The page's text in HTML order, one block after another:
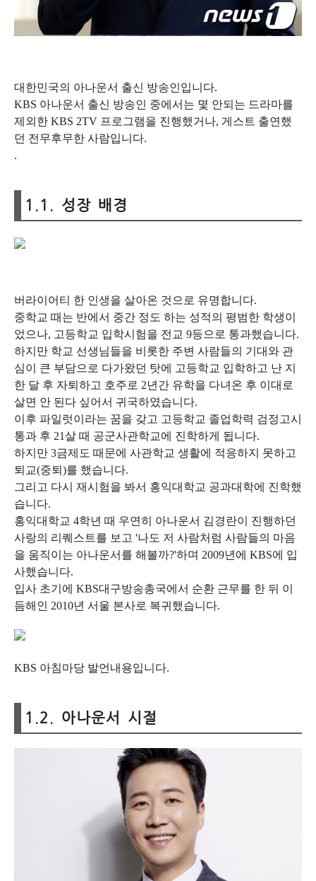
대한민국의 아나운서 출신 방송인입니다.
KBS 아나운서 출신 방송인 중에서는 몇 안되는 드라마를
제외한 KBS 2TV 프로그램을 진행했거나, 게스트 출연했
던 전무후무한 사람입니다.
.
1.1. 성장 배경
버라이어티 한 인생을 살아온 것으로 유명합니다.
중학교 때는 반에서 중간 정도 하는 성적의 평범한 학생이
었으나, 고등학교 입학시험을 전교 9등으로 통과했습니다.
하지만 학교 선생님들을 비롯한 주변 사람들의 기대와 관
심이 큰 부담으로 다가왔던 탓에 고등학교 입학하고 난 지
한 달 후 자퇴하고 호주로 2년간 유학을 다녀온 후 이대로
살면 안 된다 싶어서 귀국하였습니다.
이후 파일럿이라는 꿈을 갖고 고등학교 졸업학력 검정고시
통과 후 21살 때 공군사관학교에 진학하게 됩니다.
하지만 3금제도 때문에 사관학교 생활에 적응하지 못하고
퇴교(중퇴)를 했습니다.
그리고 다시 재시험을 봐서 홍익대학교 공과대학에 진학했
습니다.
홍익대학교 4학년 때 우연히 아나운서 김경란이 진행하던
사랑의 리퀘스트를 보고 '나도 저 사람처럼 사람들의 마음
을 움직이는 아나운서를 해볼까?'하며 2009년에 KBS에 입
사했습니다.
입사 초기에 KBS대구방송총국에서 순환 근무를 한 뒤 이
듬해인 2010년 서울 본사로 복귀했습니다.
KBS 아침마당 발언내용입니다.
1.2. 아나운서 시절